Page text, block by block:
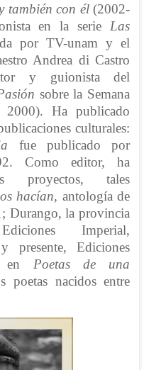
también con él(2002-
en la serie Las
por TV-unam y el
Andrea di Castro
y guionista del
sobre la Semana
2000). Ha publicado
culturales:
fue publicado por
Como editor, ha
proyectos, tales
hacían, antología de
Durango, la provincia
Imperial,
presente, Ediciones
en Poetas de una
poetas nacidos entre